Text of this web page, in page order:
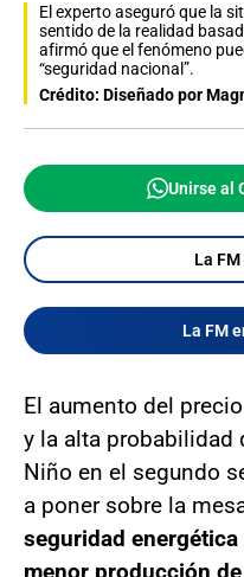
El experto aseguró que la
sentido de la realidad
afirmó que el fenómeno
“seguridad nacional”.
Crédito: Diseñado por
Unirse al
La
La FM
El aumento del
y la alta probabilidad
Niño en el segundo
a poner sobre la
seguridad
menor producción